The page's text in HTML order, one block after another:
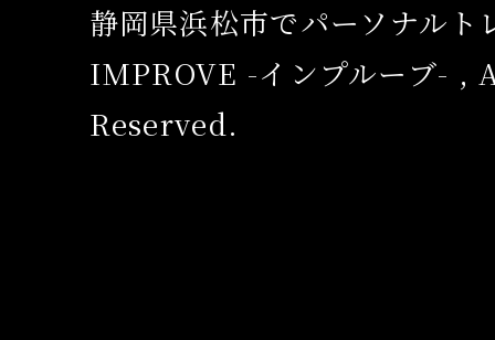
静岡県浜松市でパーソナルト
IMPROVE -インプルーブ-
Reserved.